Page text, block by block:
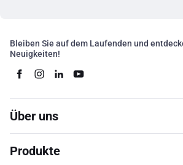
Bleiben Sie auf dem Laufenden und
Neuigkeiten!
Über uns
Produkte